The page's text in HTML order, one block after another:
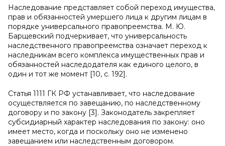
Наследование представляет собой переход имущества,
прав и обязанностей умершего лица к другим лицам в
порядке универсального правопреемства. М. Ю.
Барщевский подчеркивает, что универсальность
наследственного правопреемства означает переход к
наследникам всего комплекса имущественных прав и
обязанностей наследодателя как единого целого, в
один и тот же момент [10, с. 192].
Статья 1111 ГК РФ устанавливает, что наследование
осуществляется по завещанию, по наследственному
договору и по закону [3]. Законодатель закрепляет
субсидиарный характер наследования по закону: оно
имеет место, когда и поскольку оно не изменено
завещанием или наследственным договором.